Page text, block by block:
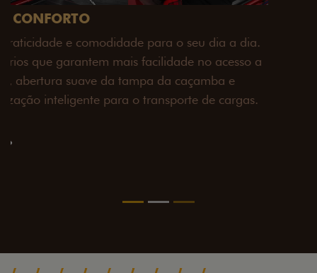
PACK OFF-ROAD
Prepare sua picape para qualquer desafio. O Pack
off-road combina engate de reboque para até 3,5
toneladas, alargadores de para-lamas e overbumper,
oferecendo mais capacidade de reboque, proteção
imponente para enfrentar qualquer terreno com
Pack tecnologia